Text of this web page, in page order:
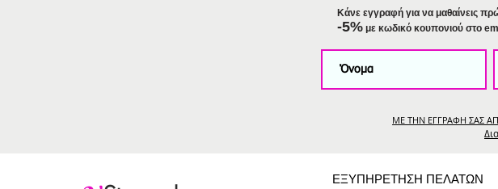
Κάνε εγγραφή για να μαθαίνεις
-5% με κωδικό κουπονιού στο
ΜΕ ΤΗΝ ΕΓΓΡΑΦΗ ΣΑΣ
ΕΞΥΠΗΡΕΤΗΣΗ ΠΕΛΑΤΩΝ